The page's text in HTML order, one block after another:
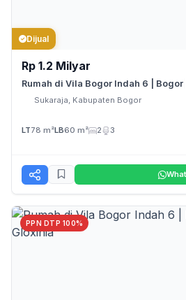
Dijual
Rp 1.2 Milyar
Rumah di Vila Bogor Indah 6 | Bogor
Sukaraja, Kabupaten Bogor
LT78 m²LB60 m² 2 3
PPN DTP 100%